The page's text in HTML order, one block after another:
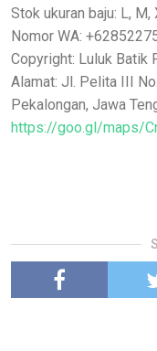
Stok ukuran baju: L, M,
Nomor WA:
Copyright: Luluk Batik
Alamat: Jl. Pelita III
Pekalongan, Jawa
https://goo.gl/maps/